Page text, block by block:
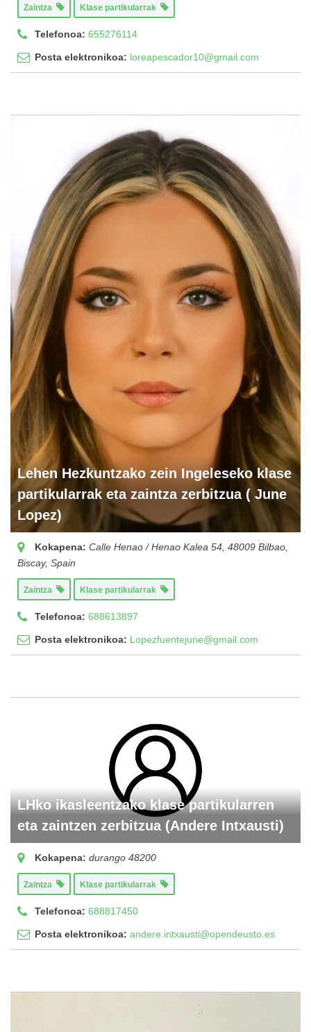
Zaintza Klase partikularrak
Telefonoa: 655276114
Posta elektronikoa: loreapescador10@gmail.com
Lehen Hezkuntzako zein Ingeleseko klase
partikularrak eta zaintza zerbitzua ( June
Lopez)
Kokapena: Calle Henao / Henao Kalea 54, 48009 Bilbao,
Biscay, Spain
Zaintza Klase partikularrak
Telefonoa: 688613897
Posta elektronikoa: Lopezfuentejune@gmail.com
LHko ikasleentzako klase partikularren
eta zaintzen zerbitzua (Andere Intxausti)
Kokapena: durango 48200
Zaintza Klase partikularrak
Telefonoa: 688817450
Posta elektronikoa: andere.intxausti@opendeusto.es